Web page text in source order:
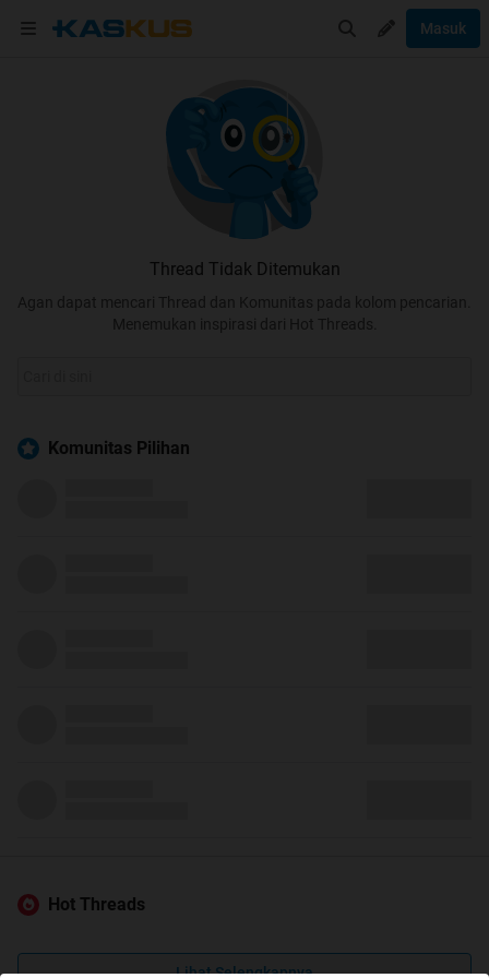
Masuk
Thread Tidak Ditemukan
Agan dapat mencari Thread dan Komunitas pada kolom pencarian.
Menemukan inspirasi dari Hot Threads.
Komunitas Pilihan
Hot Threads
Lihat Selengkapnya